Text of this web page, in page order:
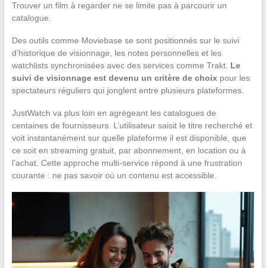
Trouver un film à regarder ne se limite pas à parcourir un
catalogue.
Des outils comme Moviebase se sont positionnés sur le suivi
d’historique de visionnage, les notes personnelles et les
watchlists synchronisées avec des services comme Trakt. Le
suivi de visionnage est devenu un critère de choixpour les
spectateurs réguliers qui jonglent entre plusieurs plateformes.
JustWatch va plus loin en agrégeant les catalogues de
centaines de fournisseurs. L’utilisateur saisit le titre recherché et
voit instantanément sur quelle plateforme il est disponible, que
ce soit en streaming gratuit, par abonnement, en location ou à
l’achat. Cette approche multi-service répond à une frustration
courante : ne pas savoir où un contenu est accessible.